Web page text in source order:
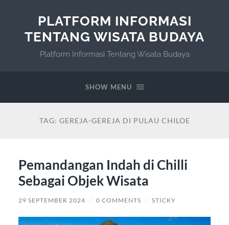
PLATFORM INFORMASI
TENTANG WISATA BUDAYA
Platform Informasi Tentang Wisata Budaya
SHOW MENU
TAG: GEREJA-GEREJA DI PULAU CHILOE
Pemandangan Indah di Chilli
Sebagai Objek Wisata
29 SEPTEMBER 2024 / 0 COMMENTS / STICKY